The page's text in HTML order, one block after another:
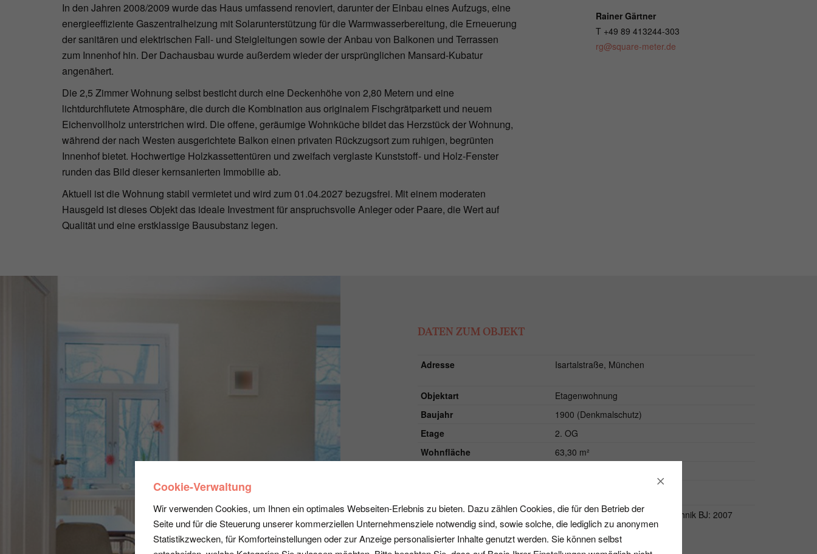
In den Jahren 2008/2009 wurde das Haus umfassend renoviert, darunter der Einbau eines Aufzugs, eine
energieeffiziente Gaszentralheizung mit Solarunterstützung für die Warmwasserbereitung, die Erneuerung
der sanitären und elektrischen Fall- und Steigleitungen sowie der Anbau von Balkonen und Terrassen
zum Innenhof hin. Der Dachausbau wurde außerdem wieder der ursprünglichen Mansard-Kubatur
angenähert.
Die 2,5 Zimmer Wohnung selbst besticht durch eine Deckenhöhe von 2,80 Metern und eine
lichtdurchflutete Atmosphäre, die durch die Kombination aus originalem Fischgrätparkett und neuem
Eichenvollholz unterstrichen wird. Die offene, geräumige Wohnküche bildet das Herzstück der Wohnung,
während der nach Westen ausgerichtete Balkon einen privaten Rückzugsort zum ruhigen, begrünten
Innenhof bietet. Hochwertige Holzkassettentüren und zweifach verglaste Kunststoff- und Holz-Fenster
runden das Bild dieser kernsanierten Immobilie ab.
Aktuell ist die Wohnung stabil vermietet und wird zum 01.04.2027 bezugsfrei. Mit einem moderaten
Hausgeld ist dieses Objekt das ideale Investment für anspruchsvolle Anleger oder Paare, die Wert auf
Qualität und eine erstklassige Bausubstanz legen.
Rainer Gärtner
T +49 89 413244-303
rg@square-meter.de
DATEN ZUM OBJEKT
Adresse Isartalstraße, München
Objektart
Etagenwohnung
Baujahr
1900 (Denkmalschutz)
Etage
2. OG
Wohnfläche
63,30 m²
Energiedaten
Verbrauchsausweis / Anlagentechnik BJ: 2007
Energiekennwert: 78 kwh/(m²*a)
Energieeffizienzklasse: C
Cookie-Verwaltung
Wir verwenden Cookies, um Ihnen ein optimales Webseiten-Erlebnis zu bieten. Dazu zählen Cookies, die für den Betrieb der
Seite und für die Steuerung unserer kommerziellen Unternehmensziele notwendig sind, sowie solche, die lediglich zu anonymen
Statistikzwecken, für Komforteinstellungen oder zur Anzeige personalisierter Inhalte genutzt werden. Sie können selbst